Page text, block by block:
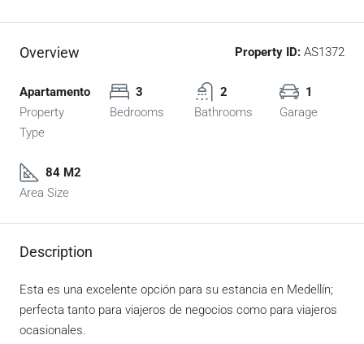
Overview Property ID: AS1372
Apartamento
Property
Type
3
Bedrooms
2
Bathrooms
1
Garage
84 M2
Area Size
Description
Esta es una excelente opción para su estancia en Medellín;
perfecta tanto para viajeros de negocios como para viajeros
ocasionales.